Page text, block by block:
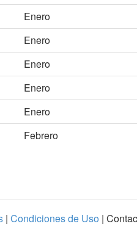
Enero
Enero
Enero
Enero
Enero
Febrero
| Condiciones de Uso |